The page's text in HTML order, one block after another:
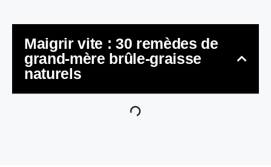
Maigrir vite : 30 remèdes de
grand-mère brûle-graisse
naturels